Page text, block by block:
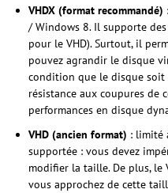
VHDX (format recommandé)
/ Windows 8. Il supporte des
pour le VHD). Surtout, il
pouvez agrandir le disque
condition que le disque soit
résistance aux coupures de
performances en disque
VHD (ancien format) : limité
supportée : vous devez
modifier la taille. De plus, le
vous approchez de cette